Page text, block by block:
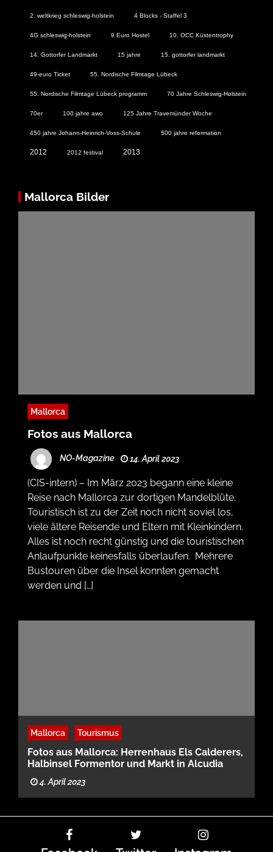
2. weltkrieg schleswig-holstein 4 Blocks - Staffel 3
4G schleswig-holstein 9 Euro Hostel 10. OCC Küstentrophy
14. Gottorfer Landmarkt 15 jahre 15. gottorfer landmarkt
49-euro Ticket 55. Nordische Filmtage Lübeck
55. Nordische Filmtage Lübeck programm 70 Jahre Schleswig-Holstein
70er 100 jahre awo 125 Jahre Travemünder Woche
450 jahre Johann-Heinrich-Voss-Schule 500 jahre reformation
2012 2012 festival 2013
Mallorca Bilder
Mallorca
Fotos aus Mallorca
NO-Magazine 14. April 2023
(CIS-intern) – Im März 2023 begann eine kleine
Reise nach Mallorca zur dortigen Mandelblüte.
Touristisch ist zu der Zeit noch nicht soviel los,
viele ältere Reisende und Eltern mit Kleinkindern.
Alles ist noch recht günstig und die touristischen
Anlaufpunkte keinesfalls überlaufen. Mehrere
Bustouren über die Insel konnten gemacht
werden und […]
Mallorca Tourismus
Fotos aus Mallorca: Herrenhaus Els Calderers,
Halbinsel Formentor und Markt in Alcudia
4. April 2023